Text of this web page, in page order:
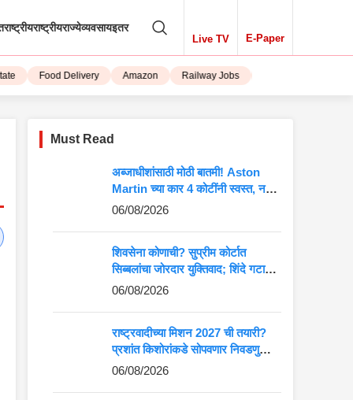
राष्ट्रीयराज्येव्यवसायइतर
Live TV E-Paper
Food Delivery Amazon Railway Jobs iPhone 15
Must Read
अब्जाधीशांसाठी मोठी बातमी! Aston
Martin च्या कार 4 कोटींनी स्वस्त, नवीन
किंमत पाहून बसेल धक्का
06/08/2026
शिवसेना कोणाची? सुप्रीम कोर्टात
सिब्बलांचा जोरदार युक्तिवाद; शिंदे गटाच्या
अडचणी वाढणार?
06/08/2026
राष्ट्रवादीच्या मिशन 2027 ची तयारी?
प्रशांत किशोरांकडे सोपवणार निवडणुकीची
कमान?
06/08/2026